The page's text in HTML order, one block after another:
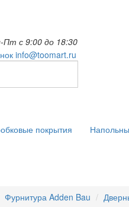
Пт с 9:00 до 18:30
info@toomart.ru
покрытия
Фурнитура Adden Bau